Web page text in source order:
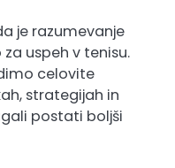
je razumevanje
uspeh v tenisu.
celovite
strategijah in
postati boljši